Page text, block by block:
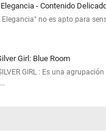
- Contenido
Elegancia" no es apto para
Girl: Blue Room
GIRL : Es una